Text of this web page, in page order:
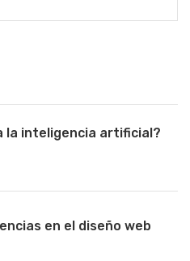
la inteligencia artificial?
en el diseño web